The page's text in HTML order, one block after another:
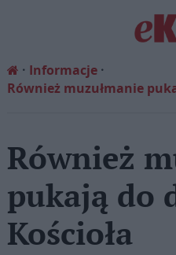
Informacje
Również muzułmanie
Również
pukają do
Kościoła